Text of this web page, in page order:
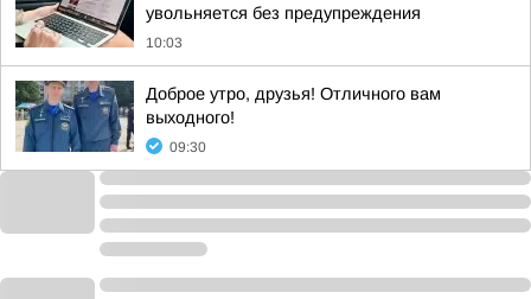
увольняется без предупреждения
10:03
Доброе утро, друзья! Отличного вам
выходного!
09:30